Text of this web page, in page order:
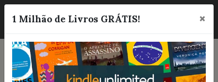
☰
1 Milhão de Livros GRÁTIS! ×